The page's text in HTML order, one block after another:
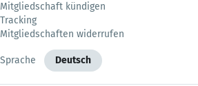
Mitgliedschaft kündigen
Tracking
Mitgliedschaften widerrufen
Sprache Deutsch